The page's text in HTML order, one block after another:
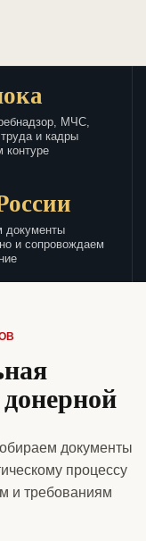
МЧС,
и кадры
контуре
документы
и сопровождаем
документы
процессу
и требованиям